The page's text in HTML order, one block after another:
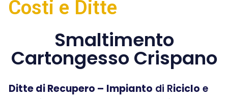
Costi e Ditte
Smaltimento
Cartongesso Crispano
Ditte di Recupero – Impianto di Riciclo e